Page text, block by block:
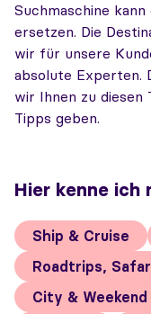
Suchmaschine
ersetzen. Die
wir für unsere
absolute Experten.
wir Ihnen zu diesen
Tipps geben.
Hier kenne ich
Ship & Cruise
Roadtrips,
City &